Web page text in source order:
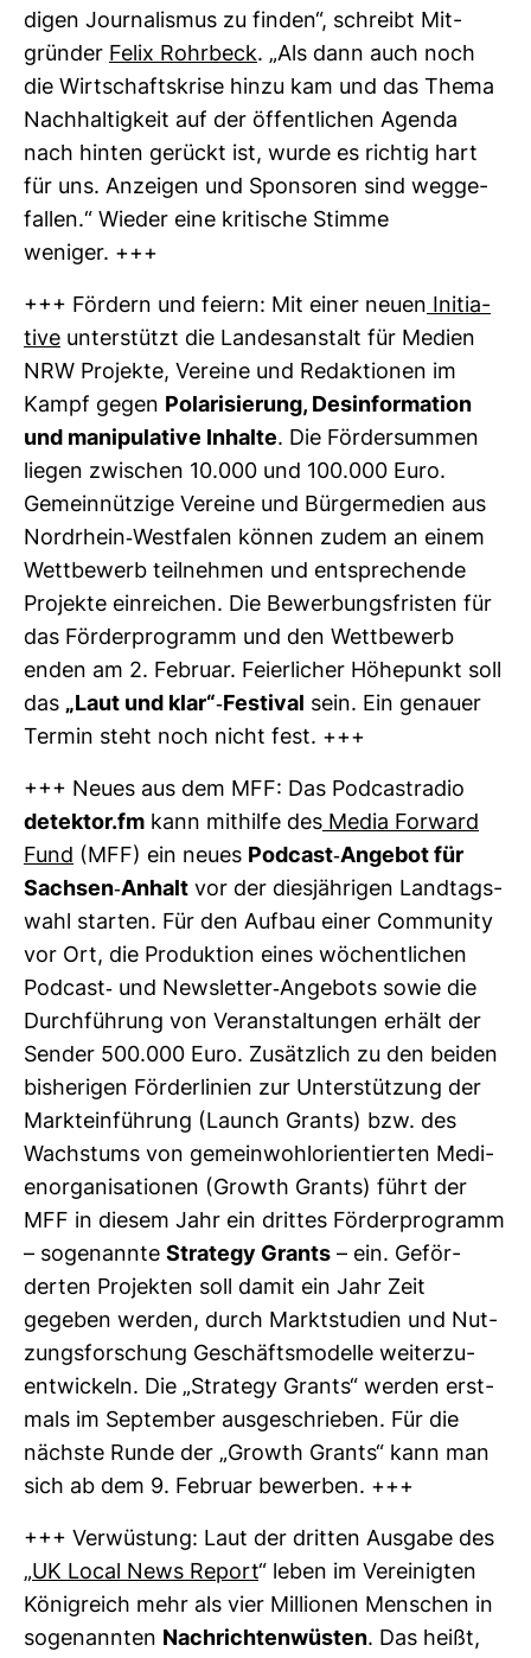
digen Jour­na­lismus zu finden“, schreibt Mit­
gründer Felix Rohr­beck. „Als dann auch noch
die Wirt­schafts­krise hinzu kam und das Thema
Nach­hal­tig­keit auf der öffent­li­chen Agenda
nach hinten gerückt ist, wurde es richtig hart
für uns. Anzeigen und Spon­soren sind weg­ge­
fallen.“ Wieder eine kri­ti­sche Stimme
weniger. +++
+++ För­dern und feiern: Mit einer neuen Initia­
tive unter­stützt die Lan­des­an­stalt für Medien
NRW Pro­jekte, Ver­eine und Redak­tionen im
Kampf gegen Pola­ri­sie­rung, Des­in­for­ma­tion
und mani­pu­la­tive Inhalte. Die För­der­summen
liegen zwi­schen 10.000 und 100.000 Euro.
Gemein­nüt­zige Ver­eine und Bür­ger­me­dien aus
Nord­rhein-​West­falen können zudem an einem
Wett­be­werb teil­nehmen und ent­spre­chende
Pro­jekte ein­rei­chen. Die Bewer­bungs­fristen für
das För­der­pro­gramm und den Wett­be­werb
enden am 2. Februar. Fei­er­li­cher Höhe­punkt soll
das „Laut und klar“-​Fes­tival sein. Ein genauer
Termin steht noch nicht fest. +++
+++ Neues aus dem MFF: Das Pod­cast­radio
detektor.fm kann mit­hilfe des Media For­ward
Fund (MFF) ein neues Pod­cast-​Angebot für
Sachsen-​Anhalt vor der dies­jäh­rigen Land­tags­
wahl starten. Für den Aufbau einer Com­mu­nity
vor Ort, die Pro­duk­tion eines wöchent­li­chen
Pod­cast-​ und News­letter-​Ange­bots sowie die
Durch­füh­rung von Ver­an­stal­tungen erhält der
Sender 500.000 Euro. Zusätz­lich zu den beiden
bis­he­rigen För­der­li­nien zur Unter­stüt­zung der
Markt­ein­füh­rung (Launch Grants) bzw. des
Wachs­tums von gemein­wohl­ori­en­tierten Medi­
en­or­ga­ni­sa­tionen (Growth Grants) führt der
MFF in diesem Jahr ein drittes För­der­pro­gramm
– soge­nannte Stra­tegy Grants – ein. Geför­
derten Pro­jekten soll damit ein Jahr Zeit
gegeben werden, durch Markt­stu­dien und Nut­
zungs­for­schung Geschäfts­mo­delle wei­ter­zu­
ent­wi­ckeln. Die „Stra­tegy Grants“ werden erst­
mals im Sep­tember aus­ge­schrieben. Für die
nächste Runde der „Growth Grants“ kann man
sich ab dem 9. Februar bewerben. +++
+++ Ver­wüs­tung: Laut der dritten Aus­gabe des
„UK Local News Report“ leben im Ver­ei­nigten
König­reich mehr als vier Mil­lionen Men­schen in
soge­nannten Nach­rich­ten­wüsten. Das heißt,